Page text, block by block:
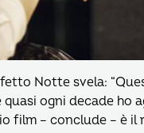
Notte svela:
ogni decade ho
film – conclude – è il